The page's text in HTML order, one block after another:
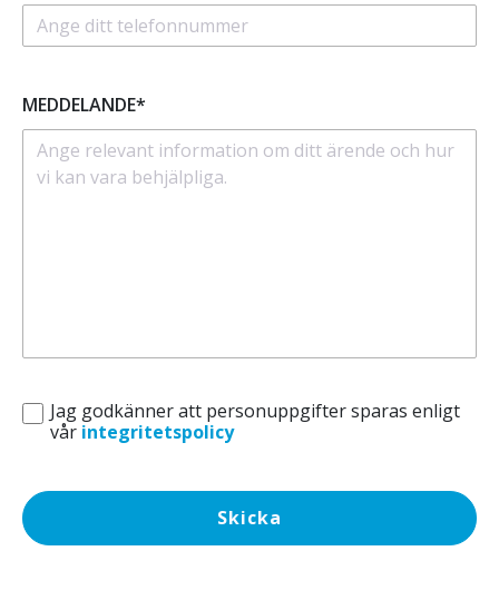
MEDDELANDE*
Jag godkänner att personuppgifter sparas enligt
vår integritetspolicy
Skicka